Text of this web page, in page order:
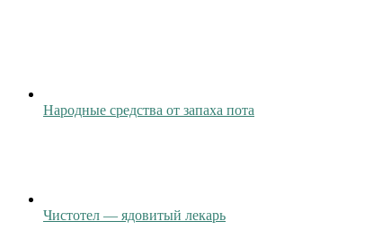
Народные средства от запаха пота
Чистотел — ядовитый лекарь